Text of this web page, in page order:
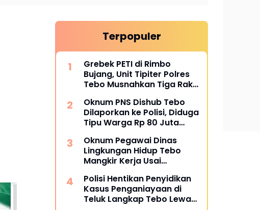
Terpopuler
Grebek PETI di Rimbo
Bujang, Unit Tipiter Polres
Tebo Musnahkan Tiga Rakit
Dibakar
Oknum PNS Dishub Tebo
Dilaporkan ke Polisi, Diduga
Tipu Warga Rp 80 Juta
Oknum Pegawai Dinas
Lingkungan Hidup Tebo
Mangkir Kerja Usai
Bungkam
Polisi Hentikan Penyidikan
Kasus Penganiayaan di
Teluk Langkap Tebo Lewat